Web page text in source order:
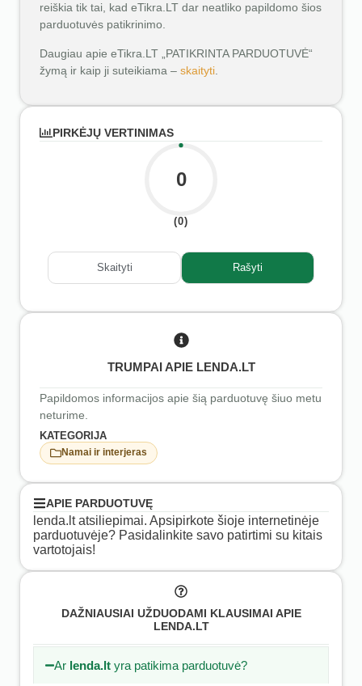
reiškia tik tai, kad eTikra.LT dar neatliko papildomo šios
parduotuvės patikrinimo.
Daugiau apie eTikra.LT „PATIKRINTA PARDUOTUVĖ“
žymą ir kaip ji suteikiama – skaityti
PIRKĖJŲ VERTINIMAS
0
(0)
Skaityti Rašyti
TRUMPAI APIE LENDA.LT
Papildomos informacijos apie šią parduotuvę šiuo metu
neturime.
KATEGORIJA
Namai ir interjeras
APIE PARDUOTUVĘ
lenda.lt atsiliepimai. Apsipirkote šioje internetinėje
parduotuvėje? Pasidalinkite savo patirtimi su kitais
vartotojais!
DAŽNIAUSIAI UŽDUODAMI KLAUSIMAI APIE
LENDA.LT
Ar lenda.lt yra patikima parduotuvė?